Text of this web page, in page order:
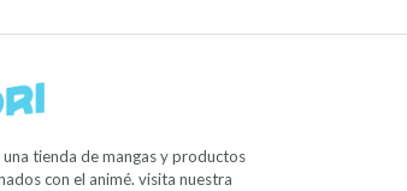
una tienda de mangas y productos
con el animé. visita nuestra